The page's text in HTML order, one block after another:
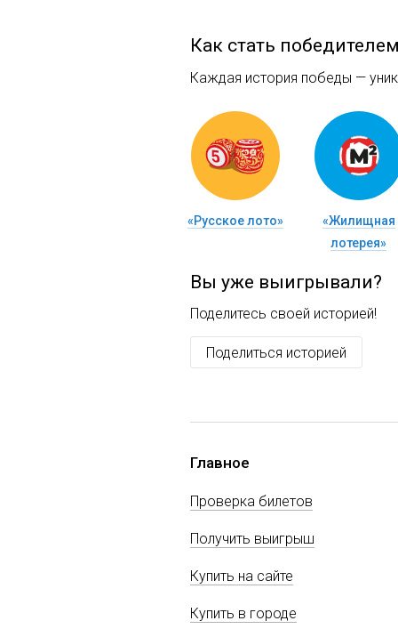
Как стать
Каждая история победы —
«Русское лото»
«Жилищная
лотерея»
Вы уже выигрывали?
Поделитесь своей историей!
Поделиться историей
Главное
Проверка билетов
Получить выигрыш
Купить на сайте
Купить в городе